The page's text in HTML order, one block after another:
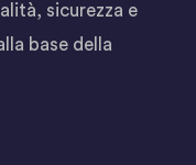
sicurezza e
base della